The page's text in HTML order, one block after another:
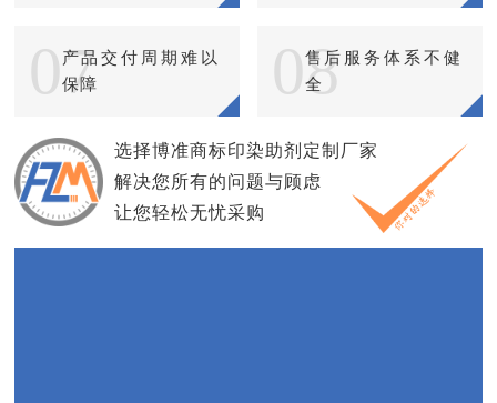
07产品交付周期难以
保障
08
售后服务体系不健
全
选择博准商标印染助剂定制厂家
解决您所有的问题与顾虑
让您轻松无忧采购